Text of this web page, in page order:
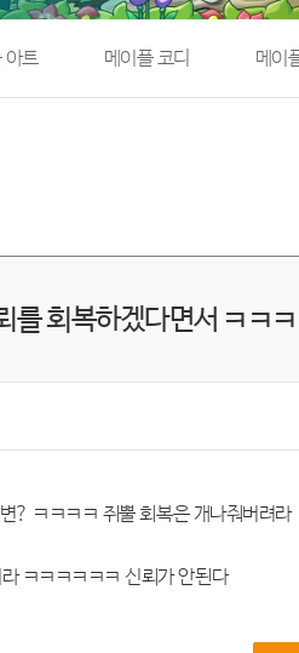
아트 메이플 코디 메이
를 회복하겠다면서 ㅋㅋ
? ㅋㅋㅋㅋ 쥐뿔 회복은 개나줘버려라
ㅋㅋㅋㅋㅋㅋ 신뢰가 안된다